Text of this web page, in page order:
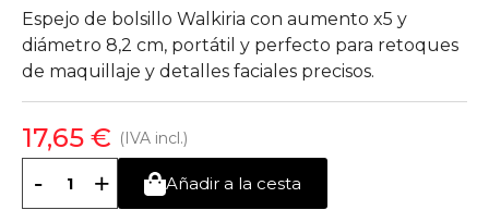
Espejo de bolsillo Walkiria con aumento x5 y
diámetro 8,2 cm, portátil y perfecto para retoques
de maquillaje y detalles faciales precisos.
17,65 € (IVA incl.)
- +
Añadir a la cesta